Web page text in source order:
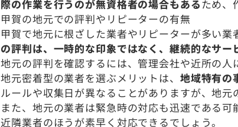
際の作業を行うのが無資格者の場合もあるため、
甲賀の地元での評判やリピーターの有無
甲賀で地元に根ざした業者やリピーターが多い
の評判は、一時的な印象ではなく、継続的なサー
地元の評判を確認するには、管理会社や近所の人
地元密着型の業者を選ぶメリットは、 地域特有の
ルールや収集日が異なることがありますが、地元
また、地元の業者は緊急時の対応も迅速である
近隣業者のほうが素早く対応できるでしょう。